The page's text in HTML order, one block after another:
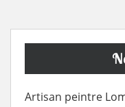
Artisan peintre